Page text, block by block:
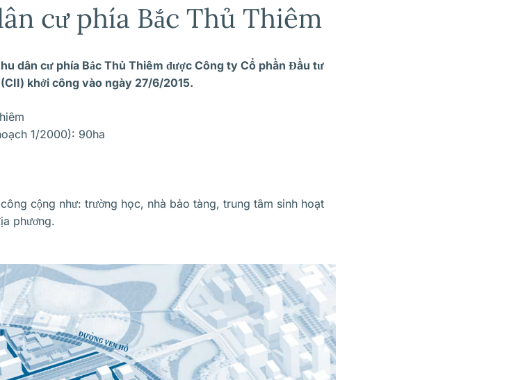
cư phía Bắc Thủ Thiêm
dân cư phía Bắc Thủ Thiêm được Công ty Cổ phần Đầu tư
khởi công vào ngày 27/6/2015.
1/2000): 90ha
cộng như: trường học, nhà bảo tàng, trung tâm sinh hoạt
phương.